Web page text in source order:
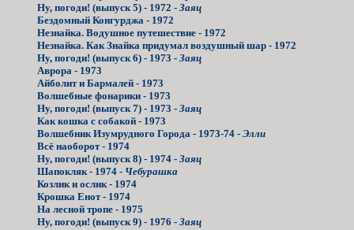
Ну, погоди! (выпуск 5) - 1972 -Заяц
Бездомный Конгурджа - 1972
Незнайка. Водушное путешествие - 1972
Незнайка. Как Знайка придумал воздушный шар - 1972
Ну, погоди! (выпуск 6) - 1973 -Заяц
Аврора - 1973
Айболит и Бармалей - 1973
Волшебные фонарики - 1973
Ну, погоди! (выпуск 7) - 1973 -Заяц
Как кошка с собакой - 1973
Волшебник Изумрудного Города - 1973-74 -Элли
Всё наоборот - 1974
Ну, погоди! (выпуск 8) - 1974 -Заяц
Шапокляк - 1974 - Чебурашка
Козлик и ослик - 1974
Крошка Енот - 1974
На лесной тропе - 1975
Ну, погоди! (выпуск 9) - 1976 -Заяц